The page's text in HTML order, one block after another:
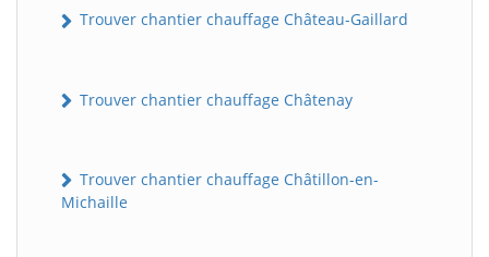
Trouver chantier chauffage Château-Gaillard
Trouver chantier chauffage Châtenay
Trouver chantier chauffage Châtillon-en-
Michaille